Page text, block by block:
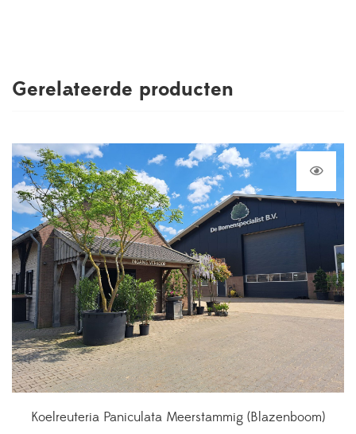
Gerelateerde producten
Koelreuteria Paniculata Meerstammig (Blazenboom)